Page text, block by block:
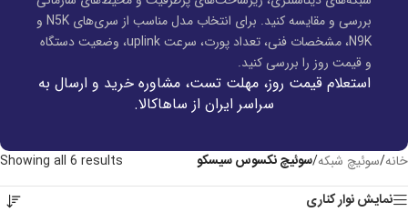
بررسی و مقایسه کنید. برای انتخاب مدل مناسب از سری‌های N5K و
N9K، مشخصات فنی، تعداد پورت، سرعت uplink، وضعیت دستگاه
و قیمت روز را بررسی کنید.
استعلام قیمت روز، مهلت تست، مشاوره خرید و ارسال به
سراسر ایران از ساهاکالا.
خانه/سوئیچ شبکه/سوئیچ‌ نکسوس سیسکو Showing all 6 results
نمایش نوار کناری